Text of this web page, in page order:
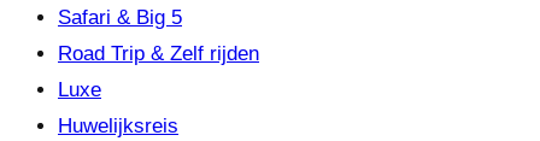
Safari & Big 5
Road Trip & Zelf rijden
Luxe
Huwelijksreis